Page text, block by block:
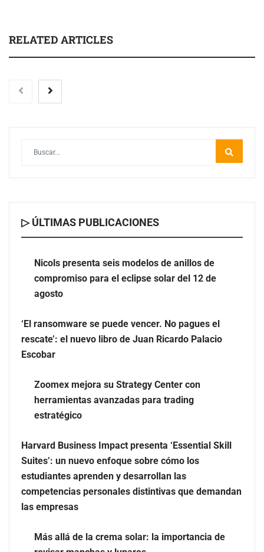
RELATED ARTICLES
Nicols presenta seis modelos de anillos de compromiso
‘El ransomware se puede vencer. No pagues el rescate’:
el nuevo libro de Juan Ricardo Palacio Escobar
Zoomex mejora su Strategy Center con herramientas
avanzadas para trading estratégico
Harvard Business Impact presenta ‘Essential Skill
Suites’: un nuevo enfoque sobre cómo los estudiantes
▷ ÚLTIMAS PUBLICACIONES
Nicols presenta seis modelos de anillos de
compromiso para el eclipse solar del 12 de
agosto
‘El ransomware se puede vencer. No pagues el
rescate’: el nuevo libro de Juan Ricardo Palacio
Escobar
Zoomex mejora su Strategy Center con
herramientas avanzadas para trading
estratégico
Harvard Business Impact presenta ‘Essential Skill
Suites’: un nuevo enfoque sobre cómo los
estudiantes aprenden y desarrollan las
competencias personales distintivas que demandan
las empresas
Más allá de la crema solar: la importancia de